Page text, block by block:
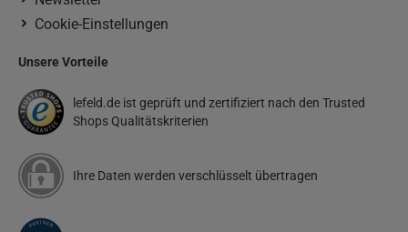
Cookie-Einstellungen
Unsere Vorteile
lefeld.de ist geprüft und zertifiziert nach den Trusted
Shops Qualitätskriterien
Ihre Daten werden verschlüsselt übertragen